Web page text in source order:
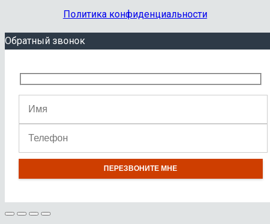
Политика конфиденциальности
Обратный звонок